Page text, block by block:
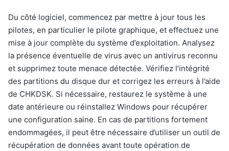
Du côté logiciel, commencez par mettre à jour tous les
pilotes, en particulier le pilote graphique, et effectuez une
mise à jour complète du système d’exploitation. Analysez
la présence éventuelle de virus avec un antivirus reconnu
et supprimez toute menace détectée. Vérifiez l’intégrité
des partitions du disque dur et corrigez les erreurs à l’aide
de CHKDSK. Si nécessaire, restaurez le système à une
date antérieure ou réinstallez Windows pour récupérer
une configuration saine. En cas de partitions fortement
endommagées, il peut être nécessaire d’utiliser un outil de
récupération de données avant toute opération de